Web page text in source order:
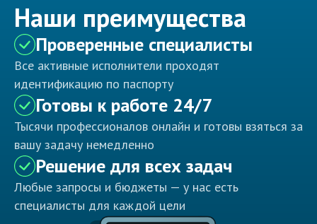
Наши преимущества
Проверенные специалисты
Все активные исполнители проходят
идентификацию по паспорту
Готовы к работе 24/7
Тысячи профессионалов онлайн и готовы взяться за
вашу задачу немедленно
Решение для всех задач
Любые запросы и бюджеты — у нас есть
специалисты для каждой цели